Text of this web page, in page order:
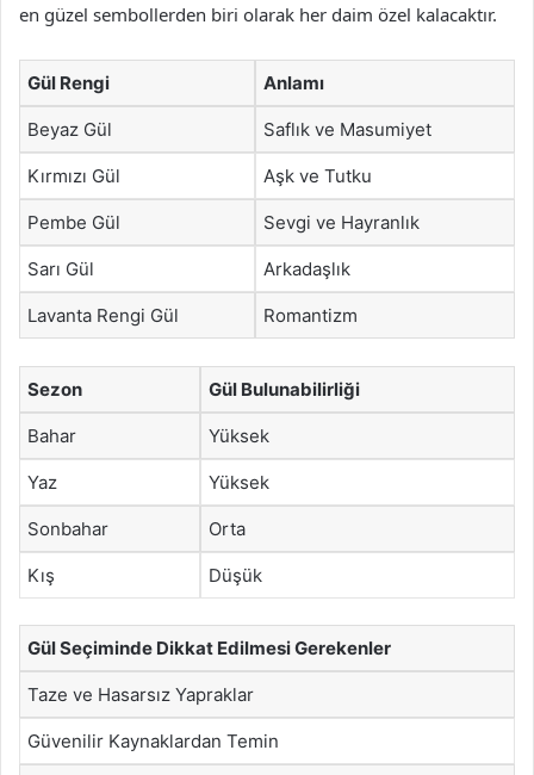
en güzel sembollerden biri olarak her daim özel kalacaktır.
Gül Rengi Anlamı
Beyaz Gül Saflık ve Masumiyet
Kırmızı Gül Aşk ve Tutku
Pembe Gül Sevgi ve Hayranlık
Sarı Gül Arkadaşlık
Lavanta Rengi Gül Romantizm
Sezon Gül Bulunabilirliği
Bahar Yüksek
Yaz Yüksek
Sonbahar Orta
Kış Düşük
Gül Seçiminde Dikkat Edilmesi Gerekenler
Taze ve Hasarsız Yapraklar
Güvenilir Kaynaklardan Temin